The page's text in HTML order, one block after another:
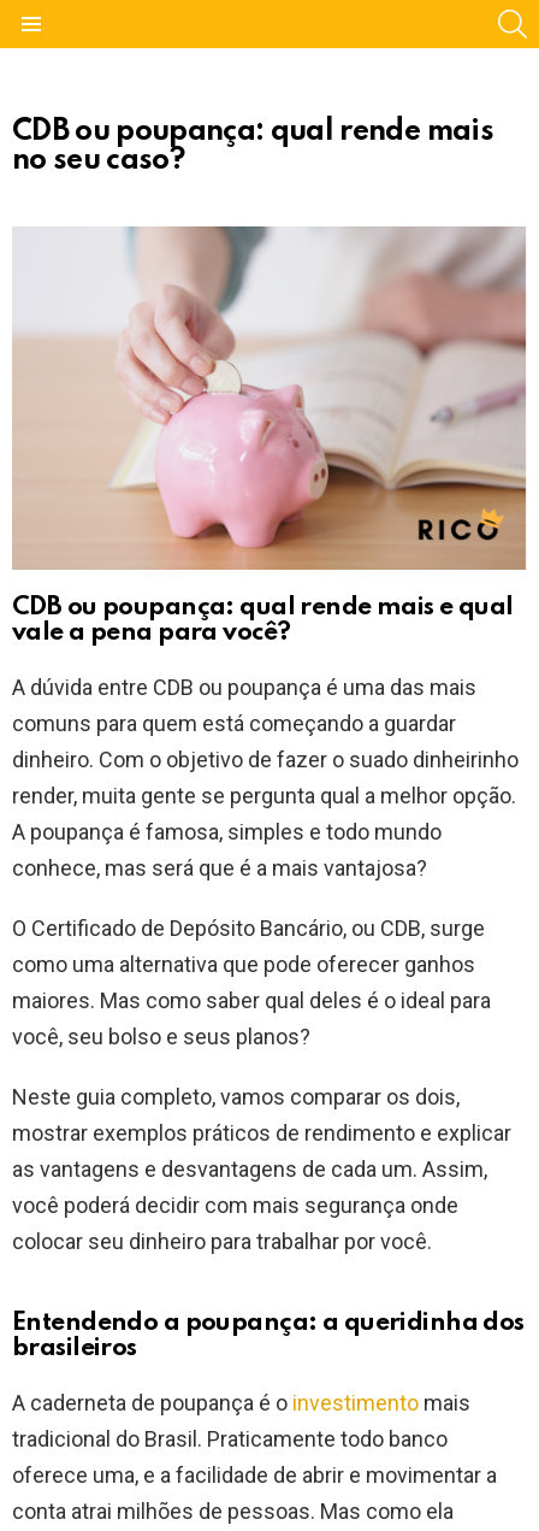
CDB ou poupança: qual rende mais
no seu caso?
CDB ou poupança: qual rende mais e qual
vale a pena para você?
A dúvida entre CDB ou poupança é uma das mais
comuns para quem está começando a guardar
dinheiro. Com o objetivo de fazer o suado dinheirinho
render, muita gente se pergunta qual a melhor opção.
A poupança é famosa, simples e todo mundo
conhece, mas será que é a mais vantajosa?
O Certificado de Depósito Bancário, ou CDB, surge
como uma alternativa que pode oferecer ganhos
maiores. Mas como saber qual deles é o ideal para
você, seu bolso e seus planos?
Neste guia completo, vamos comparar os dois,
mostrar exemplos práticos de rendimento e explicar
as vantagens e desvantagens de cada um. Assim,
você poderá decidir com mais segurança onde
colocar seu dinheiro para trabalhar por você.
Entendendo a poupança: a queridinha dos
brasileiros
A caderneta de poupança é o investimento mais
tradicional do Brasil. Praticamente todo banco
oferece uma, e a facilidade de abrir e movimentar a
conta atrai milhões de pessoas. Mas como ela